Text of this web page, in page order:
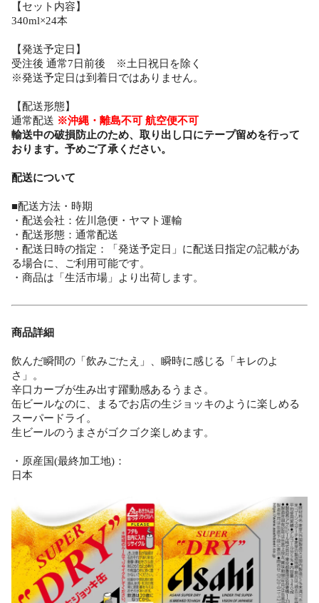
【セット内容】
340ml×24本
【発送予定日】
受注後 通常7日前後 ※土日祝日を除く
※発送予定日は到着日ではありません。
【配送形態】
通常配送 ※沖縄・離島不可 航空便不可
輸送中の破損防止のため、取り出し口にテープ留めを行って
おります。予めご了承ください。
配送について
■配送方法・時期
・配送会社：佐川急便・ヤマト運輸
・配送形態：通常配送
・配送日時の指定：「発送予定日」に配送日指定の記載があ
る場合に、ご利用可能です。
・商品は「生活市場」より出荷します。
商品詳細
飲んだ瞬間の「飲みごたえ」、瞬時に感じる「キレのよ
さ」。
辛口カーブが生み出す躍動感あるうまさ。
缶ビールなのに、まるでお店の生ジョッキのように楽しめる
スーパードライ。
生ビールのうまさがゴクゴク楽しめます。
・原産国(最終加工地)：
日本